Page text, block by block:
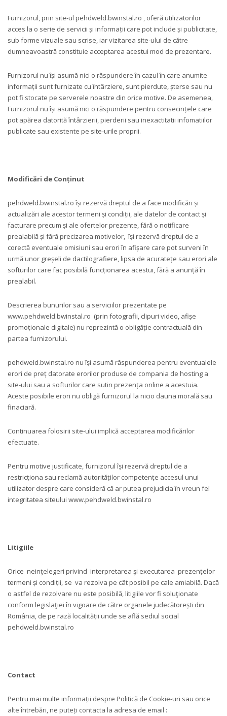
Furnizorul, prin site-ul pehdweld.bwinstal.ro , oferă utilizatorilor
acces la o serie de servicii și informații care pot include și publicitate,
sub forme vizuale sau scrise, iar vizitarea site-ului de către
dumneavoastră constituie acceptarea acestui mod de prezentare.
Furnizorul nu își asumă nici o răspundere în cazul în care anumite
informații sunt furnizate cu întârziere, sunt pierdute, șterse sau nu
pot fi stocate pe serverele noastre din orice motive. De asemenea,
Furnizorul nu își asumă nici o răspundere pentru consecințele care
pot apărea datorită întârzierii, pierderii sau inexactitatii infomatiilor
publicate sau existente pe site-urile proprii.
Modificări de Conținut
pehdweld.bwinstal.ro își rezervă dreptul de a face modificări și
actualizări ale acestor termeni și condiții, ale datelor de contact și
facturare precum și ale ofertelor prezente, fără o notificare
prealabilă și fără precizarea motivelor, își rezervă dreptul de a
corectă eventuale omisiuni sau erori în afișare care pot surveni în
urmă unor greșeli de dactilografiere, lipsa de acuratețe sau erori ale
softurilor care fac posibilă funcționarea acestui, fără a anunță în
prealabil.
Descrierea bunurilor sau a serviciilor prezentate pe
www.pehdweld.bwinstal.ro (prin fotografii, clipuri video, afișe
promoționale digitale) nu reprezintă o obligăție contractuală din
partea furnizorului.
pehdweld.bwinstal.ro nu își asumă răspunderea pentru eventualele
erori de preț datorate erorilor produse de compania de hosting a
site-ului sau a softurilor care sutin prezența online a acestuia.
Aceste posibile erori nu obligă furnizorul la nicio dauna morală sau
finaciară.
Continuarea folosirii site-ului implică acceptarea modificărilor
efectuate.
Pentru motive justificate, furnizorul își rezervă dreptul de a
restricționa sau reclamă autorităților competențe accesul unui
utilizator despre care consideră că ar putea prejudicia în vreun fel
integritatea siteului www.pehdweld.bwinstal.ro
Litigiile
Orice neinţelegeri privind interpretarea şi executarea prezențelor
termeni și condiții, se va rezolva pe cât posibil pe cale amiabilă. Dacă
o astfel de rezolvare nu este posibilă, litigiile vor fi soluţionate
conform legislaţiei în vigoare de către organele judecătorești din
România, de pe rază localității unde se află sediul social
pehdweld.bwinstal.ro
Contact
Pentru mai multe informații despre Politică de Cookie-uri sau orice
alte întrebări, ne puteți contacta la adresa de email :